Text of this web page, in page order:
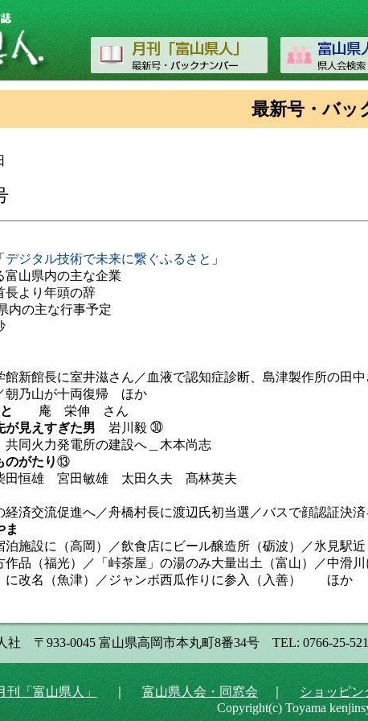
最新号・バッ
デジタル技術で未来に繋ぐふるさと 」
山県内の主な企業
より年頭の辞
内の主な行事予定
新館長に室井滋さん／血液で認知症診断、島津製作所の田
朝乃山が十両復帰 ほか
庵 栄伸 さん
見えすぎた男 岩川毅 ㉚
電所の建設へ＿木本尚志
のがたり⑬
恒雄 宮田敏雄 太田久夫 髙林英夫
済交流促進へ／舟橋村長に渡辺氏初当選／バスで顔認証決
ま
施設に（高岡）／飲食店にビール醸造所（砺波）／氷見駅
作品（福光）／「峠茶屋」の湯のみ大量出土（富山）／中滑
に改名（魚津）／ジャンボ西瓜作りに参入（入善） ほか
社 〒933-0045 富山県高岡市本丸町8番34号 TEL: 0766-25-
刊「富山県人」｜富山県人会・同窓会｜ショッピン
Copyright(c) Toyama